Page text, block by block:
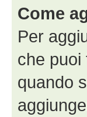
Come
Per
che puoi
quando